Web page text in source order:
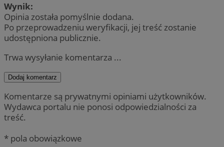
Wynik:
Opinia została pomyślnie dodana.
Po przeprowadzeniu weryfikacji, jej treść zostanie
udostępniona publicznie.
Trwa wysyłanie komentarza ...
Dodaj komentarz
Komentarze są prywatnymi opiniami użytkowników.
Wydawca portalu nie ponosi odpowiedzialności za
treść.
* pola obowiązkowe